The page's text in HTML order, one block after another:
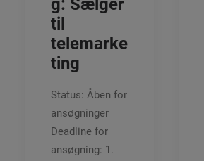
g: Sælger
til
telemarke
ting
Status: Åben for
ansøgninger
Deadline for
ansøgning: 1.